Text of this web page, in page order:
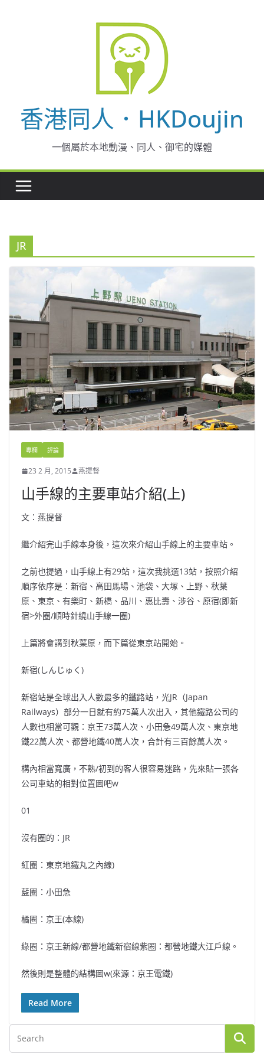
香港同人．HKDoujin
一個屬於本地動漫、同人、御宅的媒體
JR
專欄 評論
23 2 月, 2015 燕提督
山手線的主要車站介紹(上)
文：燕提督
繼介紹完山手線本身後，這次來介紹山手線上的主要車站。
之前也提過，山手線上有29站，這次我挑選13站，按照介紹
順序依序是：新宿、高田馬場、池袋、大塚、上野、秋葉
原、東京、有樂町、新橋、品川、惠比壽、涉谷、原宿(即新
宿>外圈/順時針繞山手線一圈)
上篇將會講到秋葉原，而下篇從東京站開始。
新宿(しんじゅく)
新宿站是全球出入人數最多的鐵路站，光JR（Japan
Railways）部分一日就有約75萬人次出入，其他鐵路公司的
人數也相當可觀：京王73萬人次、小田急49萬人次、東京地
鐵22萬人次、都營地鐵40萬人次，合計有三百餘萬人次。
構內相當寬廣，不熟/初到的客人很容易迷路，先來貼一張各
公司車站的相對位置圖吧w
01
沒有圈的：JR
紅圈：東京地鐵丸之內線)
藍圈：小田急
橘圈：京王(本線)
綠圈：京王新線/都營地鐵新宿線紫圈：都營地鐵大江戶線。
然後則是整體的結構圖w(來源：京王電鐵)
Read More